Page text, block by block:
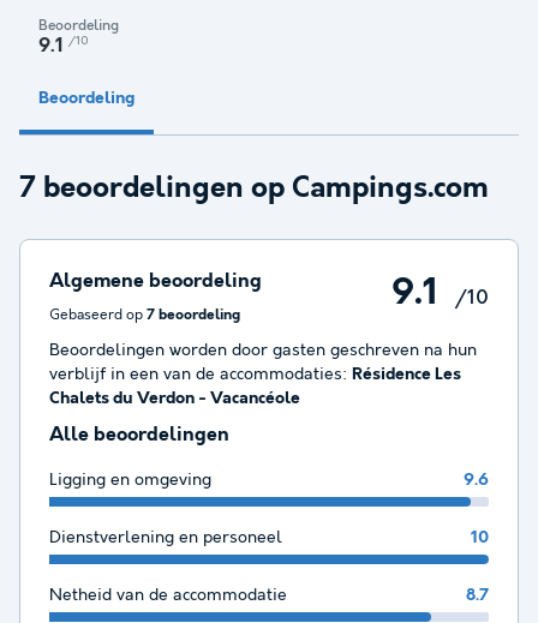
Beoordeling
9.1 /10
Beoordeling
7 beoordelingen op Campings.com
Algemene beoordeling
Gebaseerd op 7 beoordeling
9.1 /10
Beoordelingen worden door gasten geschreven na hun
verblijf in een van de accommodaties: Résidence Les
Chalets du Verdon - Vacancéole
Alle beoordelingen
Ligging en omgeving 9.6
Dienstverlening en personeel 10
Netheid van de accommodatie 8.7